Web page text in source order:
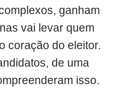
ganham
vai levar quem
coração do eleitor.
de uma
isso.